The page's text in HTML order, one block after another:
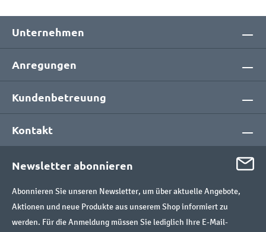
Unternehmen
Anregungen
Kundenbetreuung
Kontakt
Newsletter abonnieren
Abonnieren Sie unseren Newsletter, um über aktuelle Angebote,
Aktionen und neue Produkte aus unserem Shop informiert zu
werden. Für die Anmeldung müssen Sie lediglich Ihre E-Mail-